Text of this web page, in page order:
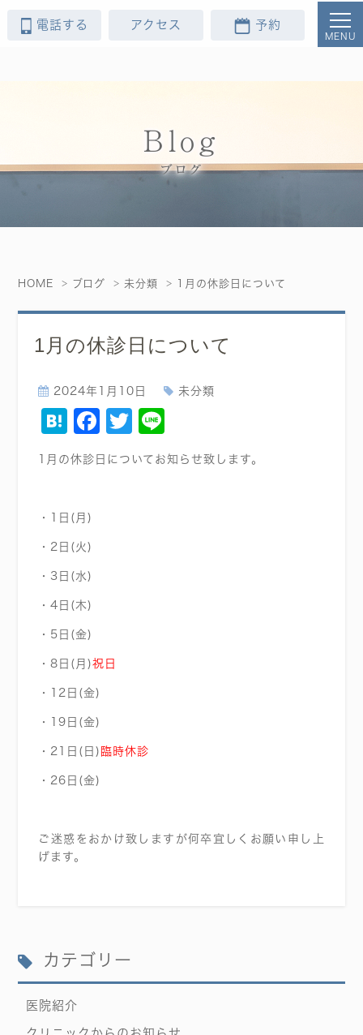
電話する アクセス 予約
Blog
ブログ
HOME ブログ 未分類 1月の休診日について
1月の休診日について
2024年1月10日 未分類
Hatena
Facebook
Twitter
1月の休診日についてお知らせ致します。
・1日(月)
・2日(火)
・3日(水)
・4日(木)
・5日(金)
・8日(月)祝日
・12日(金)
・19日(金)
・21日(日) 臨時休診
・26日(金)
ご迷惑をおかけ致しますが何卒宜しくお願い申し上
げます。
カテゴリー
医院紹介